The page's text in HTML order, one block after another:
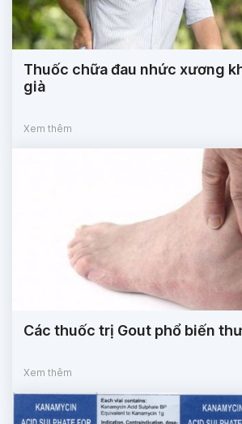
Thuốc chữa đau nhức xương
già
Xem thêm
Các thuốc trị Gout phổ biến
Xem thêm